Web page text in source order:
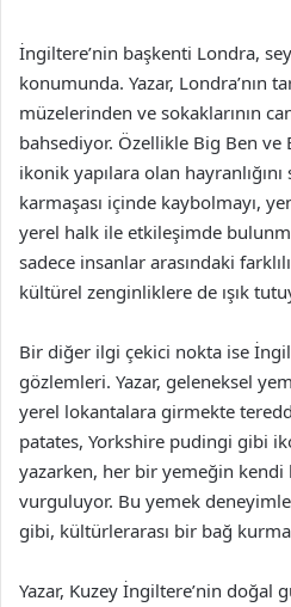
İngiltere’nin başkenti Londra,
konumunda. Yazar, Londra’nın
müzelerinden ve sokaklarının
bahsediyor. Özellikle Big Ben ve
ikonik yapılara olan
karmaşası içinde kaybolmayı,
yerel halk ile etkileşimde
sadece insanlar arasındaki
kültürel zenginliklere de ışık
Bir diğer ilgi çekici nokta ise
gözlemleri. Yazar, geleneksel
yerel lokantalara girmekte
patates, Yorkshire pudingi gibi
yazarken, her bir yemeğin
vurguluyor. Bu yemek
gibi, kültürlerarası bir bağ
Yazar, Kuzey İngiltere’nin doğal